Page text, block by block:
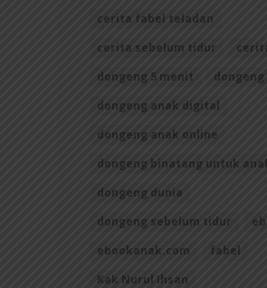
cerita fabel teladan
cerita sebelum tidur
dongeng 5 menit
dongeng
dongeng anak digital
dongeng anak online
dongeng binatang untuk
dongeng dunia
dongeng sebelum tidur
ebookanak.com
fabel
Kak Nurul Ihsan